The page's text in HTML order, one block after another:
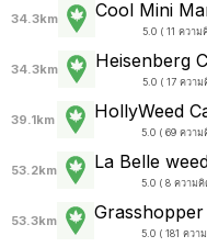
34.3km Cool Mini
5.0 ( 11 ความ
34.3km Heisenberg
5.0 ( 17 ความ
39.1km HollyWeed
5.0 ( 69 ความ
53.2km La Belle
5.0 ( 8 ความคิ
53.3km
5.0 ( 181 ควา